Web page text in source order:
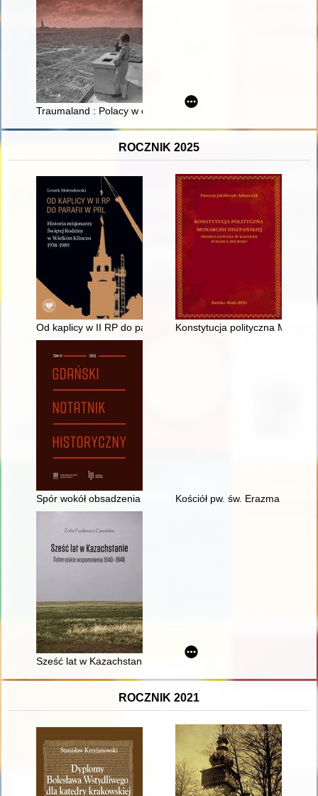
Traumaland : Polacy w cieniu przeszłości
ROCZNIK 2025
Od kaplicy w II RP do parafii w PRL : historia misjonarzy
Konstytucja polityczna
Spór wokół obsadzenia sołectwa sopockiego w latach 1795-
Kościół pw. św. Erazma w
Sześć lat w Kazachstanie : syberyjskie wspomnienia 1940-
ROCZNIK 2021